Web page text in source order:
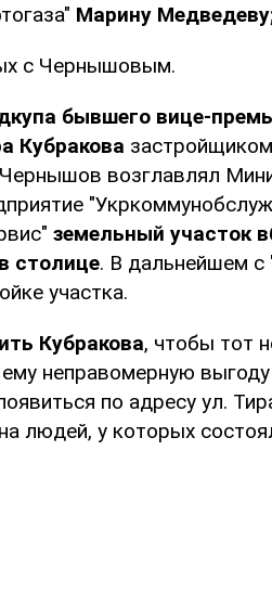
Марину
с Чернышовым.
бывшего вице-
Кубракова
возглавлял
земельный участок
столице. В дальнейшем
участка.
Кубракова, чтобы тот
неправомерную
по адресу ул.
людей, у которых